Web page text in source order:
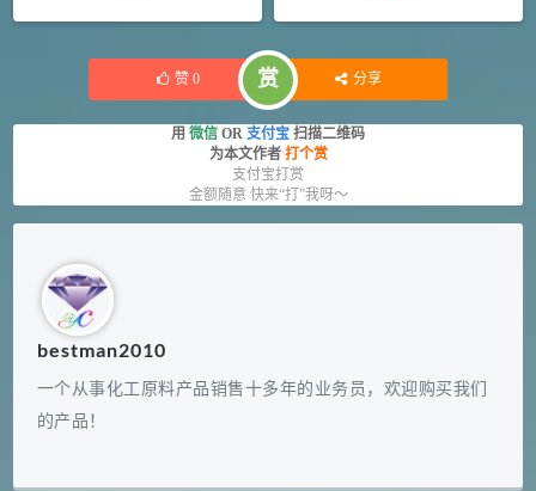
赞 0 赏 分享
用 微信 OR 支付宝 扫描二维码
为本文作者 打个赏
支付宝打赏
金额随意 快来“打”我呀～
bestman2010
一个从事化工原料产品销售十多年的业务员，欢迎购买我们
的产品！